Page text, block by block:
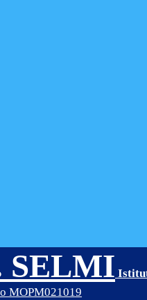
SELMI
MOPM021019